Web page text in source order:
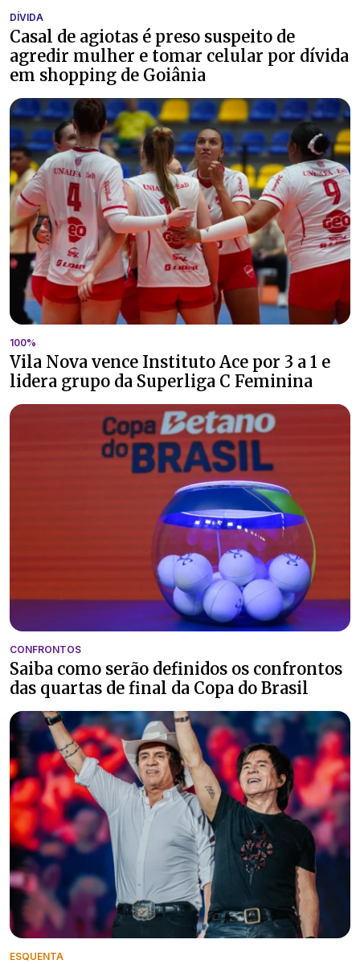
DÍVIDA
Casal de agiotas é preso suspeito de
agredir mulher e tomar celular por dívida
em shopping de Goiânia
100%
Vila Nova vence Instituto Ace por 3 a 1 e
lidera grupo da Superliga C Feminina
CONFRONTOS
Saiba como serão definidos os confrontos
das quartas de final da Copa do Brasil
ESQUENTA